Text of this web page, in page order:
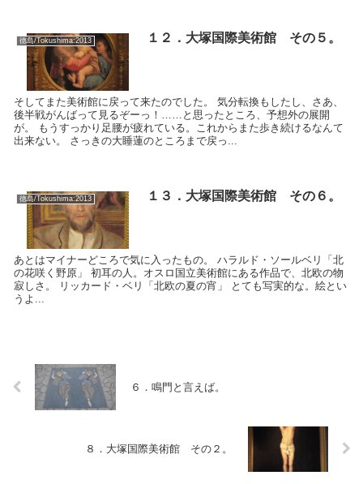
徳島/Tokushima:2013 １２．大塚国際美術館 その５。
そしてまた美術館に戻って来たのでした。 気分転換もしたし、さあ、
後半戦がんばって見るぞーっ！……と思ったところ、予想外の展開
が。 もうすっかり足腰が疲れている。これからまた歩き続けるなんて
出来ない。 さっきの大睡蓮のところまで戻っ...
徳島/Tokushima:2013 １３．大塚国際美術館 その６。
あとはマイナーどころで気に入ったもの。 ハラルド・ソールベリ「北
の花咲く野原」 初耳の人。オスロ国立美術館にある作品で、北欧の物
寂しさ。 リッカード・ベリ「北欧の夏の宵」 とても写実的な。絵とい
うよ...
６．鳴門と言えば。
８．大塚国際美術館 その２。